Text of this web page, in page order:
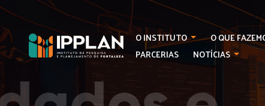
O INSTITUTO O QUE
PARCERIAS
NOTÍCIAS